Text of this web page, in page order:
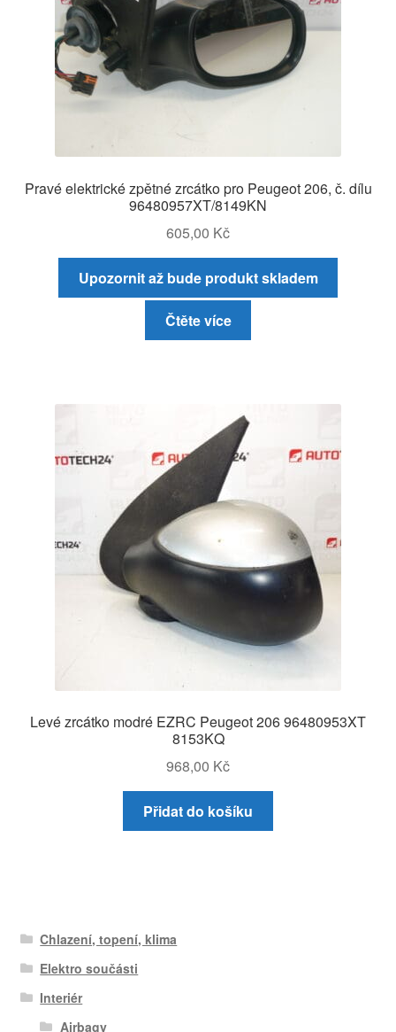
Pravé elektrické zpětné zrcátko pro Peugeot 206, č. dílu
96480957XT/8149KN
605,00 Kč
Upozornit až bude produkt skladem
Čtěte více
Levé zrcátko modré EZRC Peugeot 206 96480953XT
8153KQ
968,00 Kč
Přidat do košíku
Chlazení, topení, klima
Elektro součásti
Interiér
Airbagy